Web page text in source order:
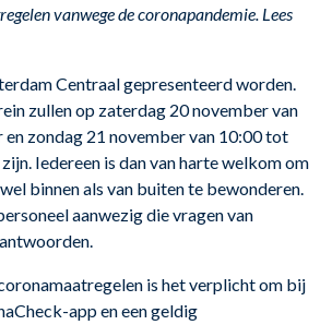
vanwege de coronapandemie. Lees
Centraal gepresenteerd worden.
zullen op zaterdag 20 november van
zondag 21 november van 10:00 tot
Iedereen is dan van harte welkom om
binnen als van buiten te bewonderen.
aanwezig die vragen van
is het verplicht om bij
app en een geldig